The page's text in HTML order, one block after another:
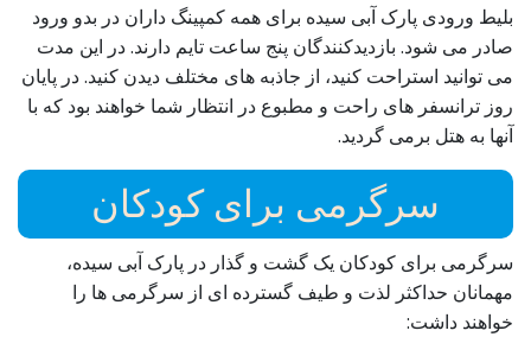
بلیط ورودی پارک آبی سیده برای همه کمپینگ داران در بدو ورود
صادر می شود. بازدیدکنندگان پنج ساعت تایم دارند. در این مدت
می توانید استراحت کنید، از جاذبه های مختلف دیدن کنید. در پایان
روز ترانسفر های راحت و مطبوع در انتظار شما خواهند بود که با
آنها به هتل برمی گردید.
سرگرمی برای کودکان
سرگرمی برای کودکان یک گشت و گذار در پارک آبی سیده،
مهمانان حداکثر لذت و طیف گسترده ای از سرگرمی ها را
خواهند داشت: